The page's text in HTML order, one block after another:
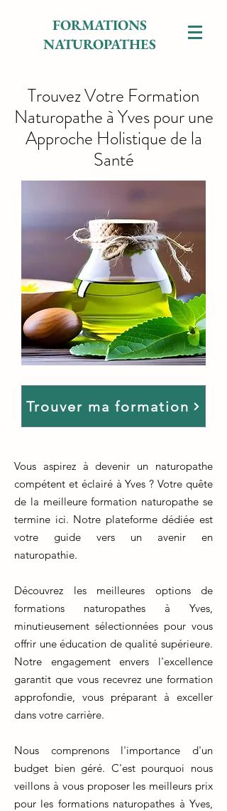
FORMATIONS
NATUROPATHES
Trouvez Votre Formation
Naturopathe à Yves pour une
Approche Holistique de la
Santé
Trouver ma formation
Vous aspirez à devenir un naturopathe
compétent et éclairé à Yves ? Votre quête
de la meilleure formation naturopathe se
termine ici. Notre plateforme dédiée est
votre guide vers un avenir en
naturopathie.
Découvrez les meilleures options de
formations naturopathes à Yves,
minutieusement sélectionnées pour vous
offrir une éducation de qualité supérieure.
Notre engagement envers l'excellence
garantit que vous recevrez une formation
approfondie, vous préparant à exceller
dans votre carrière.
Nous comprenons l'importance d'un
budget bien géré. C'est pourquoi nous
veillons à vous proposer les meilleurs prix
pour les formations naturopathes à Yves,